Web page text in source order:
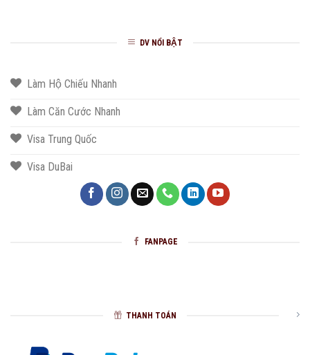
DV NỔI BẬT
Làm Hộ Chiếu Nhanh
Làm Căn Cước Nhanh
Visa Trung Quốc
Visa DuBai
FANPAGE
THANH TOÁN